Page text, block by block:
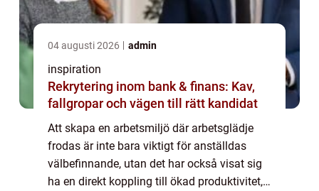
04 augusti 2026 admin
inspiration
Rekrytering inom bank & finans: Kav,
fallgropar och vägen till rätt kandidat
Att skapa en arbetsmiljö där arbetsglädje
frodas är inte bara viktigt för anställdas
välbefinnande, utan det har också visat sig
ha en direkt koppling till ökad produktivitet,